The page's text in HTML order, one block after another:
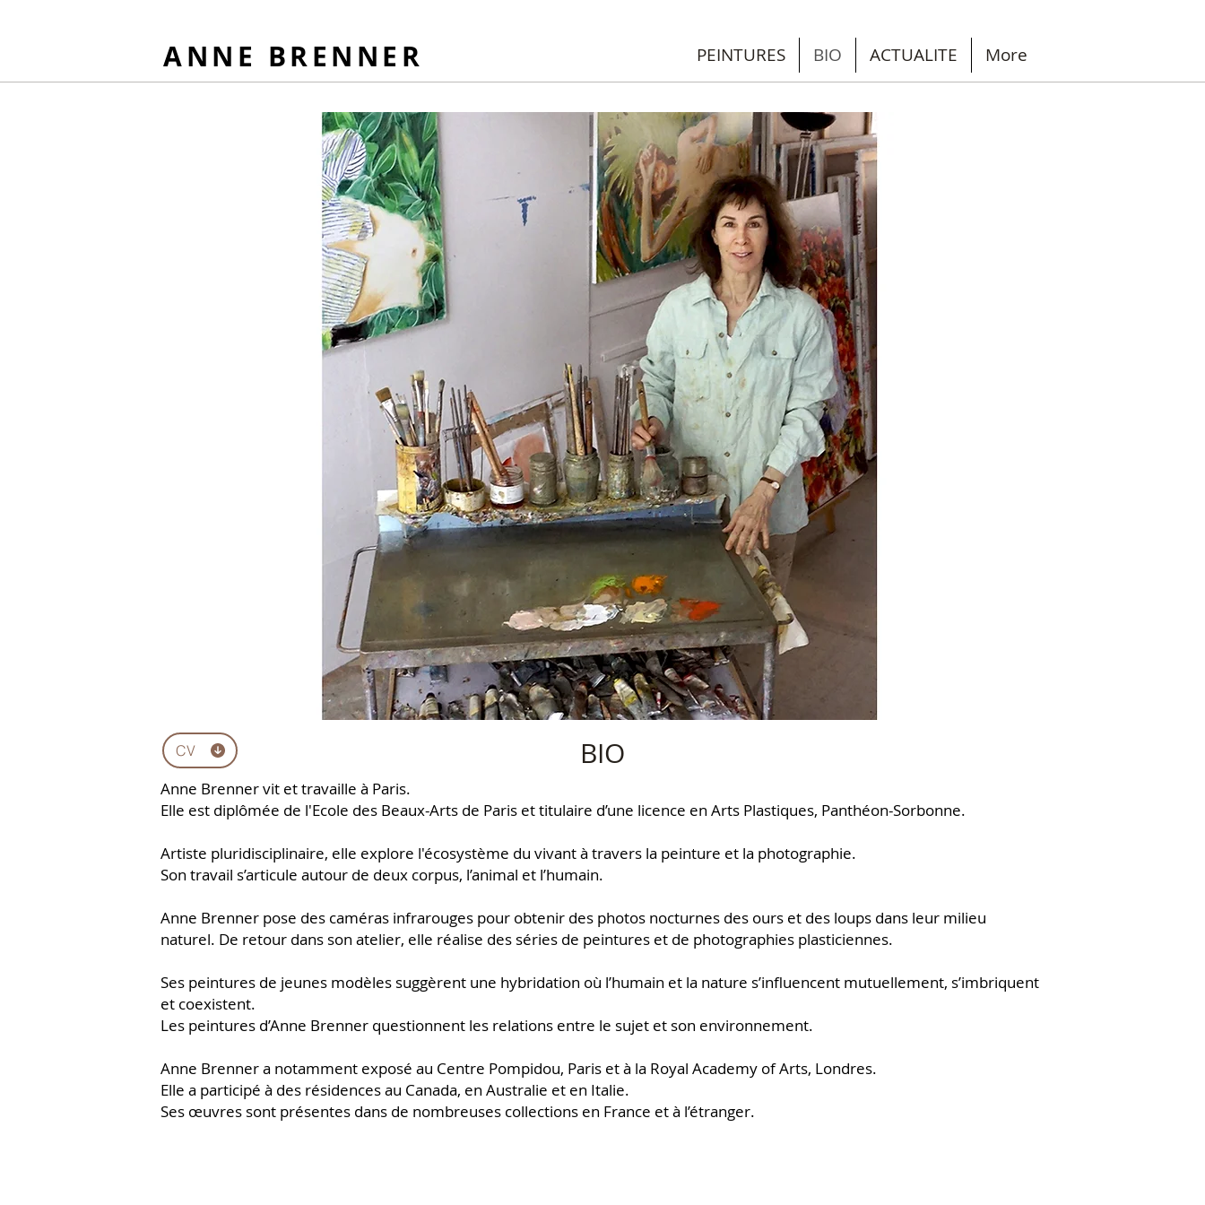
ANNE BRENNER PEINTURES BIO ACTUALITE More
BIO
CV
Anne Brenner vit et travaille à Paris.
Elle est diplômée de l'Ecole des Beaux-Arts de Paris et titulaire d’une licence en Arts Plastiques, Panthéon-Sorbonne.
Artiste pluridisciplinaire, elle explore l'écosystème du vivant à travers la peinture et la photographie.
Son travail s’articule autour de deux corpus, l’animal et l’humain.
Anne Brenner pose des caméras infrarouges pour obtenir des photos nocturnes des ours et des loups dans leur milieu
naturel. De retour dans son atelier, elle réalise des séries de peintures et de photographies plasticiennes.
Ses peintures de jeunes modèles suggèrent une hybridation où l’humain et la nature s’influencent mutuellement, s’imbriquent
et coexistent.
Les peintures d’Anne Brenner questionnent les relations entre le sujet et son environnement.
Anne Brenner a notamment exposé au Centre Pompidou, Paris et à la Royal Academy of Arts, Londres.
Elle a participé à des résidences au Canada, en Australie et en Italie.
Ses œuvres sont présentes dans de nombreuses collections en France et à l’étranger.